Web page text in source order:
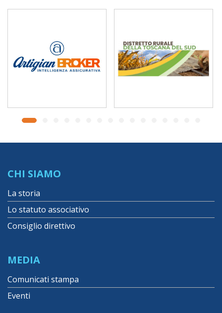
CHI SIAMO
La storia
Lo statuto associativo
Consiglio direttivo
MEDIA
Comunicati stampa
Eventi